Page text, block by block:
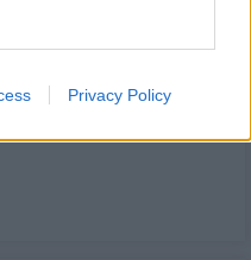
Privacy Policy